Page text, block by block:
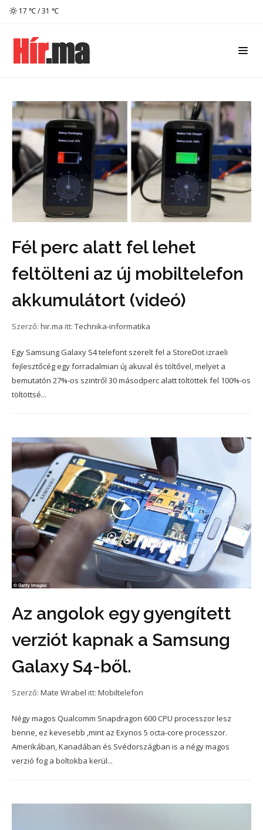
17 ℃ / 31 ℃
Fél perc alatt fel lehet
feltölteni az új mobiltelefon
akkumulátort (videó)
Szerző: hir.ma itt: Technika-informatika
Egy Samsung Galaxy S4 telefont szerelt fel a StoreDot izraeli
fejlesztőcég egy forradalmian új akuval és töltővel, melyet a
bemutatón 27%-os szintről 30 másodperc alatt töltöttek fel 100%-os
töltöttsé...
Az angolok egy gyengített
verziót kapnak a Samsung
Galaxy S4-ből.
Szerző: Mate Wrabel itt: Mobiltelefon
Négy magos Qualcomm Snapdragon 600 CPU processzor lesz
benne, ez kevesebb ,mint az Exynos 5 octa-core processzor.
Amerikában, Kanadában és Svédországban is a négy magos
verzió fog a boltokba kerül...